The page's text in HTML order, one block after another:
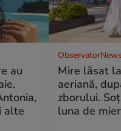
au
alte
Mire lăsat
aeriană,
zborului.
luna de